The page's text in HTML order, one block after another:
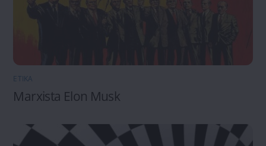
ETIKA
Marxista Elon Musk